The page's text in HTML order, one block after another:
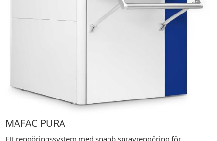
MAFAC PURA
Ett rengöringssystem med snabb sprayrengöring för